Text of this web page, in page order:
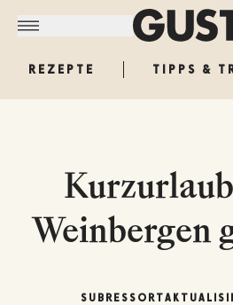
REZEPTE TIPPS &
Weinbergen
SUBRESSORT